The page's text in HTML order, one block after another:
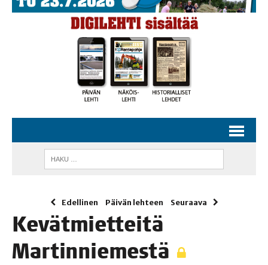
Edellinen Päivän lehteen Seuraava
Kevät­miet­tei­tä
Martinniemestä